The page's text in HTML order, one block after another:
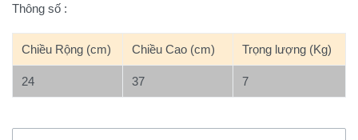
Thông số :
Chiều Rộng (cm) Chiều Cao (cm) Trọng lượng (Kg)
24 37 7